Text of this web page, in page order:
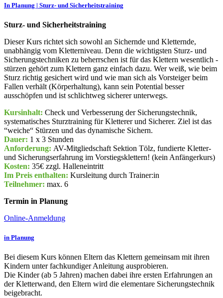
In Planung | Sturz- und Sicherheitstraining
Sturz- und Sicherheitstraining
Dieser Kurs richtet sich sowohl an Sichernde und Kletternde,
unabhängig vom Kletterniveau. Denn die wichtigsten Sturz- und
Sicherungstechniken zu beherrschen ist für das Klettern wesentlich -
stürzen gehört zum Klettern ganz einfach dazu. Wer weiß, wie beim
Sturz richtig gesichert wird und wie man sich als Vorsteiger beim
Fallen verhält (Körperhaltung), kann sein Potential besser
ausschöpfen und ist schlichtweg sicherer unterwegs.
Kursinhalt: Check und Verbesserung der Sicherungstechnik,
systematisches Sturztraining für Kletterer und Sicherer. Ziel ist das
“weiche“ Stürzen und das dynamische Sichern.
Dauer: 1 x 3 Stunden
Anforderung: AV-Mitgliedschaft Sektion Tölz, fundierte Kletter-
und Sicherungserfahrung im Vorstiegsklettern! (kein Anfängerkurs)
Kosten: 35€ zzgl. Halleneintritt
Im Preis enthalten: Kursleitung durch Trainer:in
Teilnehmer: max. 6
Termin in Planung
Online-Anmeldung
in Planung
Bei diesem Kurs können Eltern das Klettern gemeinsam mit ihren
Kindern unter fachkundiger Anleitung ausprobieren.
Die Kinder (ab 5 Jahren) machen dabei ihre ersten Erfahrungen an
der Kletterwand, den Eltern wird die elementare Sicherungstechnik
beigebracht.